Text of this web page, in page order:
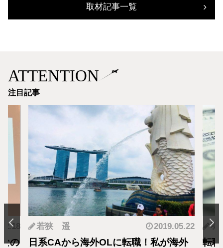
取材記事一覧
ATTENTION
注目記事
の
若狭 遥 2019.05.22
日系CAから海外OLに転職！私が海外
羽
転